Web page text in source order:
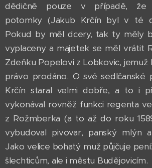
dědičně pouze v případě, že
potomky (Jakub Krčín byl v té
Pokud by měl dcery, tak ty měly
vyplaceny a majetek se měl vrátit
Zdeňku Popelovi z Lobkovic,
právo prodáno. O své sedlčanské
Krčín staral velmi dobře, a to i
vykonával rovněž funkci regenta
z Rožmberka (a to až do roku
vybudoval pivovar, panský mlýn
Jako velice bohatý muž půjčuje
šlechticům, ale i městu Budějovicím.